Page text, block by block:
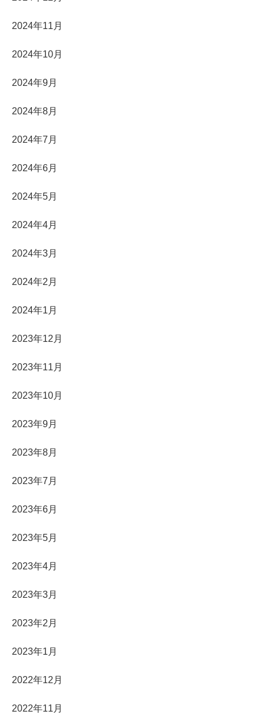
2024年11月
2024年10月
2024年9月
2024年8月
2024年7月
2024年6月
2024年5月
2024年4月
2024年3月
2024年2月
2024年1月
2023年12月
2023年11月
2023年10月
2023年9月
2023年8月
2023年7月
2023年6月
2023年5月
2023年4月
2023年3月
2023年2月
2023年1月
2022年12月
2022年11月